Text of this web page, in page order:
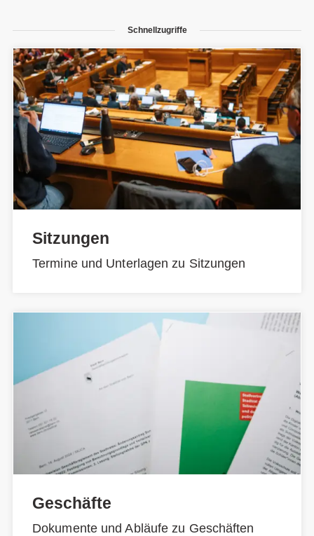
Schnellzugriffe
Sitzungen
Termine und Unterlagen zu Sitzungen
Geschäfte
Dokumente und Abläufe zu Geschäften